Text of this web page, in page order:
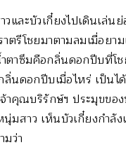
และบัวเกี๋ยงไปเดินเล่น
ตรีโชยมาตามลมเมื่อยา
ตาซึมคือกลิ่นดอกปีบที่โ
ลิ่นดอกปีบเมื่อไหร่ เป็นไ
าคุณบริรักษ์ฯ ประมุขขอ
สาว เห็นบัวเกี๋ยงกำลัง
ว่า